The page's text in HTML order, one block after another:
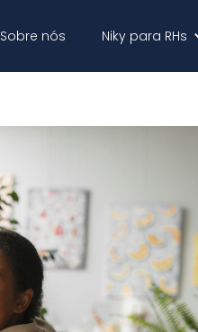
Sobre nós Niky para RHs